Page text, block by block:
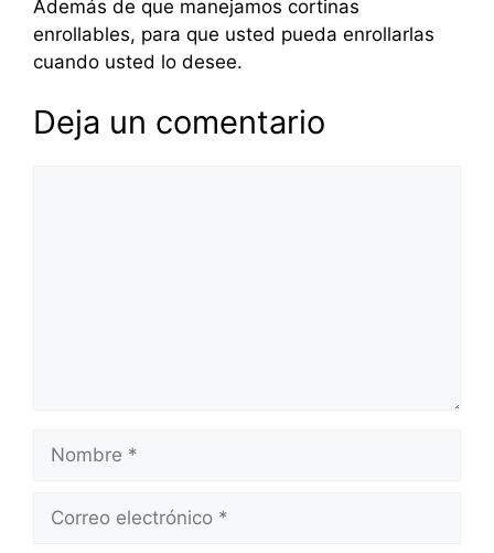
Además de que manejamos cortinas
enrollables, para que usted pueda enrollarlas
cuando usted lo desee.
Deja un comentario
Nombre
Correo